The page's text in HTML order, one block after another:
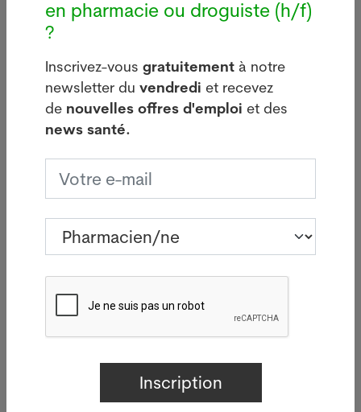
bâtiment de Manor
BÂLE - Aucun
nouveau cas de
légionellose n'a été
signalé mardi à
flambée des deux
dernières semaines.
Lire plus
locale
en pharmacie ou droguiste (h/f)
?
Inscrivez-vous gratuitement à notre
newsletter du vendredi et recevez
de nouvelles offres d'emploi et des
news santé.